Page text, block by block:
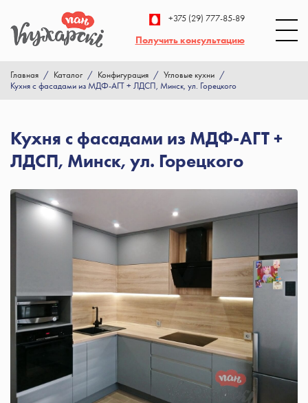
+375 (29) 777-85-89
Получить консультацию
Главная / Каталог / Конфигурация / Угловые кухни /
Кухня с фасадами из МДФ-АГТ + ЛДСП, Минск, ул. Горецкого
Кухня с фасадами из МДФ-АГТ +
ЛДСП, Минск, ул. Горецкого